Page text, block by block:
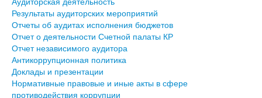
Результаты аудиторских мероприятий
Отчеты об аудитах исполнения бюджетов
Отчет о деятельности Счетной палаты КР
Отчет независимого аудитора
Антикоррупционная политика
Доклады и презентации
Нормативные правовые и иные акты в сфере
противодействия коррупции